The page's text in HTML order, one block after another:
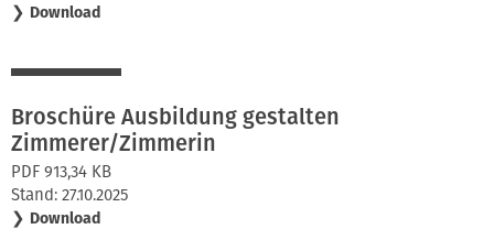
❯ Download
Broschüre Ausbildung gestalten
Zimmerer/Zimmerin
PDF 913,34 KB
Stand: 27.10.2025
❯ Download